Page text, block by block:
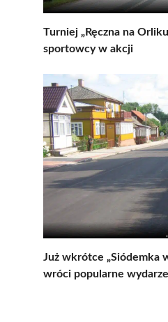
Turniej „Ręczna na
sportowcy w akcji
Już wkrótce „Siódemka
wróci popularne